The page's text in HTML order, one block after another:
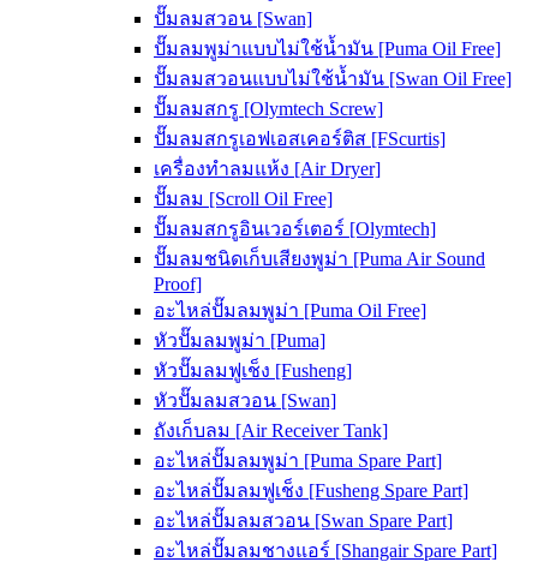
ปั๊มลมสวอน [Swan]
ปั๊มลมพูม่าแบบไม่ใช้น้ำมัน [Puma Oil Free]
ปั๊มลมสวอนแบบไม่ใช้น้ำมัน [Swan Oil Free]
ปั๊มลมสกรู [Olymtech Screw]
ปั๊มลมสกรูเอฟเอสเคอร์ติส [FScurtis]
เครื่องทำลมแห้ง [Air Dryer]
ปั๊มลม [Scroll Oil Free]
ปั๊มลมสกรูอินเวอร์เตอร์ [Olymtech]
ปั๊มลมชนิดเก็บเสียงพูม่า [Puma Air Sound
Proof]
อะไหล่ปั๊มลมพูม่า [Puma Oil Free]
หัวปั๊มลมพูม่า [Puma]
หัวปั๊มลมฟูเช็ง [Fusheng]
หัวปั๊มลมสวอน [Swan]
ถังเก็บลม [Air Receiver Tank]
อะไหล่ปั๊มลมพูม่า [Puma Spare Part]
อะไหล่ปั๊มลมฟูเช็ง [Fusheng Spare Part]
อะไหล่ปั๊มลมสวอน [Swan Spare Part]
อะไหล่ปั๊มลมชางแอร์ [Shangair Spare Part]